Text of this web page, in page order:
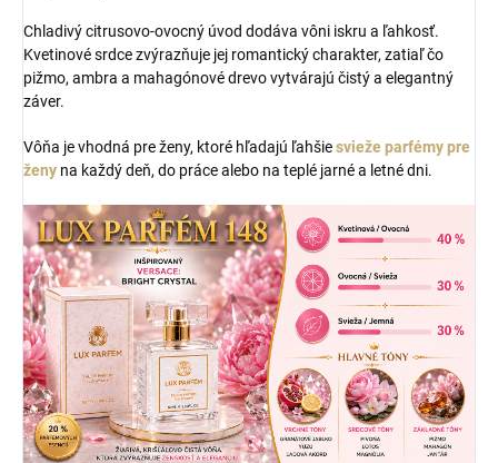
Chladivý citrusovo-ovocný úvod dodáva vôni iskru a ľahkosť.
Kvetinové srdce zvýrazňuje jej romantický charakter, zatiaľ čo
pižmo, ambra a mahagónové drevo vytvárajú čistý a elegantný
záver.
Vôňa je vhodná pre ženy, ktoré hľadajú ľahšiesvieže parfémy pre
ženy na každý deň, do práce alebo na teplé jarné a letné dni.